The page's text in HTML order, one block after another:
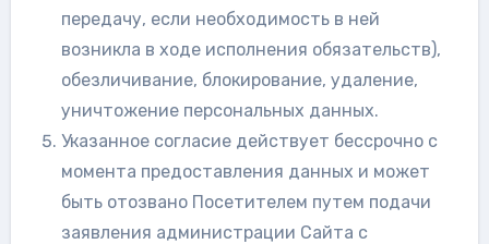
передачу, если необходимость в ней
возникла в ходе исполнения обязательств),
обезличивание, блокирование, удаление,
уничтожение персональных данных.
Указанное согласие действует бессрочно с
момента предоставления данных и может
быть отозвано Посетителем путем подачи
заявления администрации Сайта с